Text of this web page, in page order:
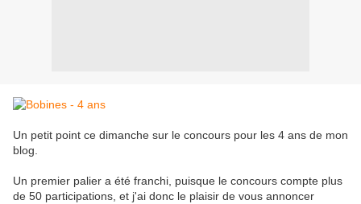
Un petit point ce dimanche sur le concours pour les 4 ans de mon
blog.
Un premier palier a été franchi, puisque le concours compte plus
de 50 participations, et j'ai donc le plaisir de vous annoncer